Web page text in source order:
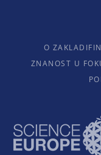
O ZAKLADI
ZNANOST U